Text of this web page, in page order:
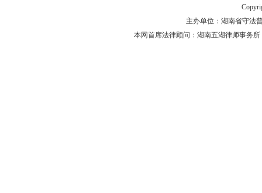
主办单位：湖南省守法
本网首席法律顾问：湖南五湖律师事务所